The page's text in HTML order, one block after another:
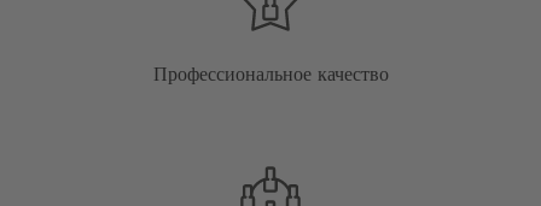
Профессиональное качество